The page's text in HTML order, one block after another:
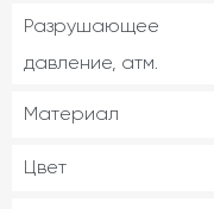
Разрушающее
давление, атм.
Материал
Цвет